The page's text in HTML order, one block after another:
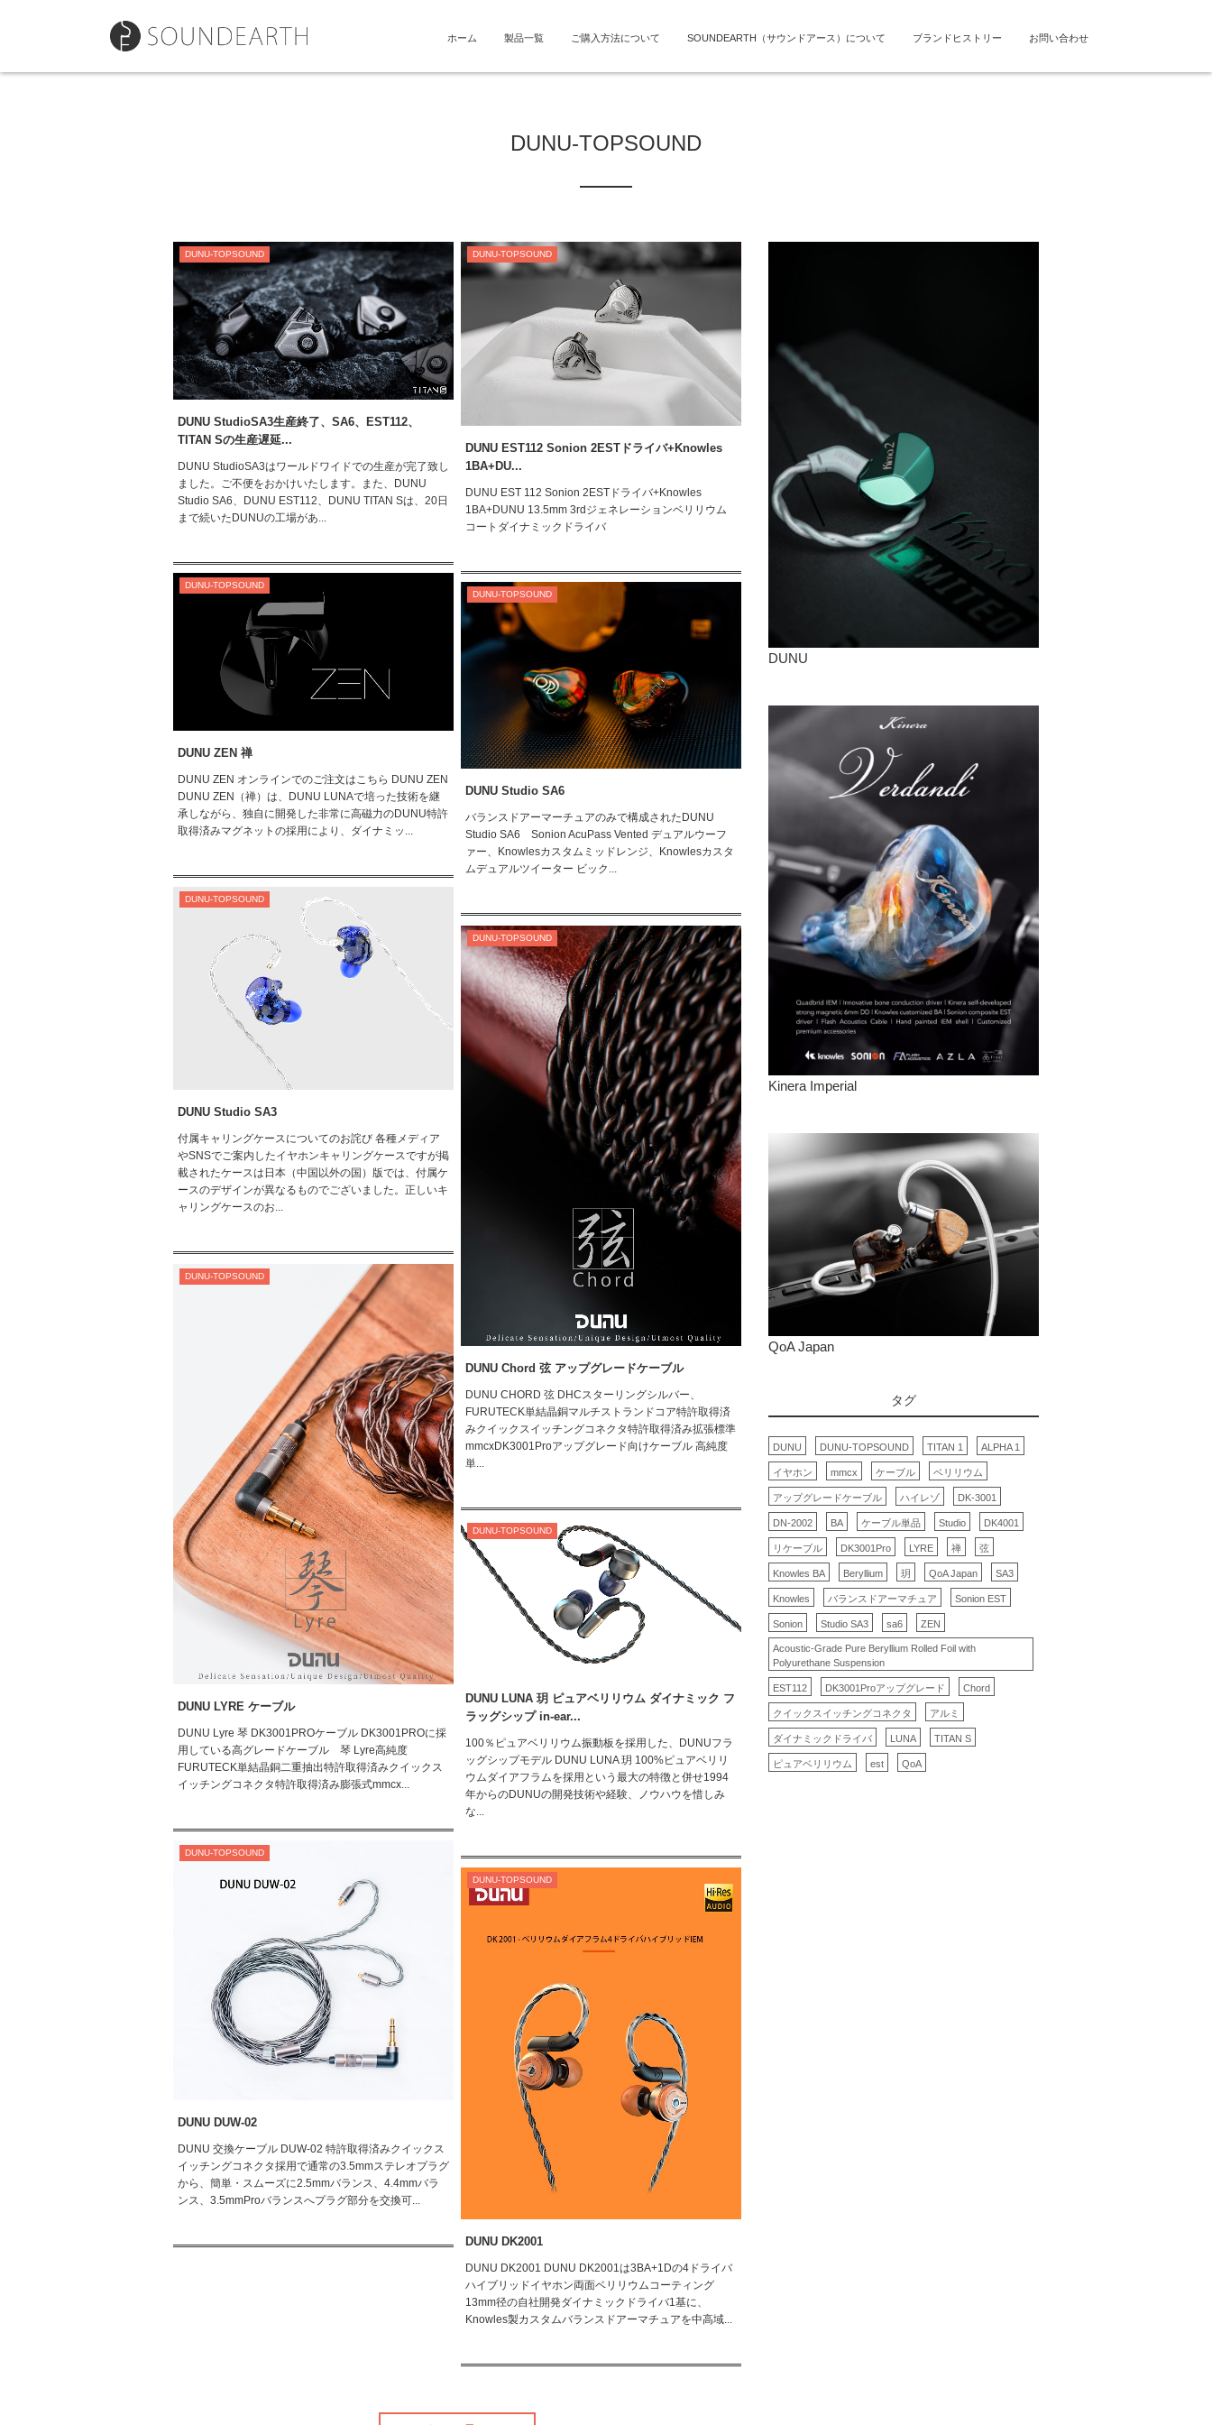
ホーム 製品一覧 ご購入方法について SOUNDEARTH（サウンドアース）について ブランドヒストリー お問い合わせ
DUNU-TOPSOUND
DUNU StudioSA3生産終了、SA6、EST112、
TITAN Sの生産遅延...
DUNU StudioSA3はワールドワイドでの生産が完了致し
ました。ご不便をおかけいたします。また、DUNU
Studio SA6、DUNU EST112、DUNU TITAN Sは、20日
まで続いたDUNUの工場があ...
DUNU-TOPSOUND
DUNU EST112 Sonion 2ESTドライバ+Knowles
1BA+DU...
DUNU EST 112 Sonion 2ESTドライバ+Knowles
1BA+DUNU 13.5mm 3rdジェネレーションベリリウム
コートダイナミックドライバ
DUNU-TOPSOUND
DUNU ZEN 禅
DUNU ZEN オンラインでのご注文はこちら DUNU ZEN
DUNU ZEN（禅）は、DUNU LUNAで培った技術を継
承しながら、独自に開発した非常に高磁力のDUNU特許
取得済みマグネットの採用により、ダイナミッ...
DUNU-TOPSOUND
DUNU Studio SA6
バランスドアーマーチュアのみで構成されたDUNU
Studio SA6 Sonion AcuPass Vented デュアルウーフ
ァー、Knowlesカスタムミッドレンジ、Knowlesカスタ
ムデュアルツイーター ビック...
DUNU-TOPSOUND
DUNU Studio SA3
付属キャリングケースについてのお詫び 各種メディア
やSNSでご案内したイヤホンキャリングケースですが掲
載されたケースは日本（中国以外の国）版では、付属ケ
ースのデザインが異なるものでございました。正しいキ
ャリングケースのお...
DUNU-TOPSOUND
DUNU Chord 弦 アップグレードケーブル
DUNU CHORD 弦 DHCスターリングシルバー、
FURUTECK単結晶銅マルチストランドコア特許取得済
みクイックスイッチングコネクタ特許取得済み拡張標準
mmcxDK3001Proアップグレード向けケーブル 高純度
単...
DUNU-TOPSOUND
DUNU LYRE ケーブル
DUNU Lyre 琴 DK3001PROケーブル DK3001PROに採
用している高グレードケーブル 琴 Lyre高純度
FURUTECK単結晶銅二重抽出特許取得済みクイックス
イッチングコネクタ特許取得済み膨張式mmcx...
DUNU-TOPSOUND
DUNU LUNA 玥 ピュアベリリウム ダイナミック フ
ラッグシップ in-ear...
100％ピュアベリリウム振動板を採用した、DUNUフラ
ッグシップモデル DUNU LUNA 玥 100%ピュアベリリ
ウムダイアフラムを採用という最大の特徴と併せ1994
年からのDUNUの開発技術や経験、ノウハウを惜しみ
な...
DUNU-TOPSOUND
DUNU DUW-02
DUNU 交換ケーブル DUW-02 特許取得済みクイックス
イッチングコネクタ採用で通常の3.5mmステレオプラグ
から、簡単・スムーズに2.5mmバランス、4.4mmバラ
ンス、3.5mmProバランスへプラグ部分を交換可...
DUNU-TOPSOUND
DUNU DK2001
DUNU DK2001 DUNU DK2001は3BA+1Dの4ドライバ
ハイブリッドイヤホン両面ベリリウムコーティング
13mm径の自社開発ダイナミックドライバ1基に、
Knowles製カスタムバランスドアーマチュアを中高域...
DUNU-TOPSOUND
DUNU
Kinera Imperial
QoA Japan
タグ
DUNU DUNU-TOPSOUND TITAN 1 ALPHA 1
イヤホン mmcx ケーブル ベリリウム
アップグレードケーブル ハイレゾ DK-3001
DN-2002 BA ケーブル単品 Studio DK4001
リケーブル DK3001Pro LYRE 禅 弦
Knowles BA Beryllium 玥 QoA Japan SA3
Knowles バランスドアーマチュア Sonion EST
Sonion Studio SA3 sa6 ZEN
Acoustic-Grade Pure Beryllium Rolled Foil with
Polyurethane Suspension
EST112 DK3001Proアップグレード Chord
クイックスイッチングコネクタ アルミ
ダイナミックドライバ LUNA TITAN S
ピュアベリリウム est QoA